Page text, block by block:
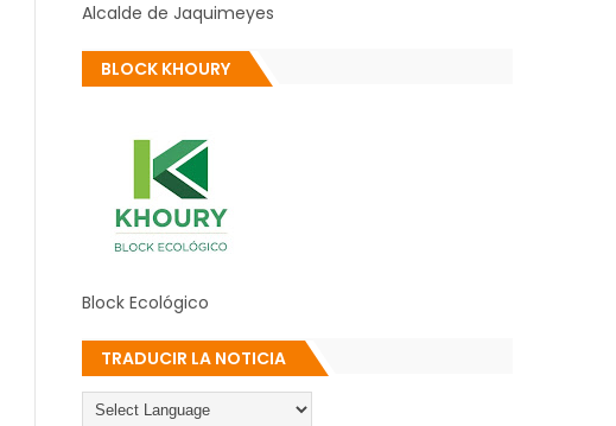
Alcalde de Jaquimeyes
BLOCK KHOURY
Block Ecológico
TRADUCIR LA NOTICIA